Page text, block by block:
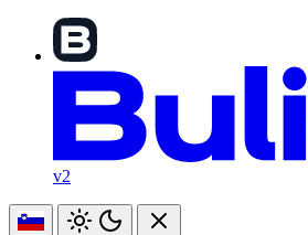
v2